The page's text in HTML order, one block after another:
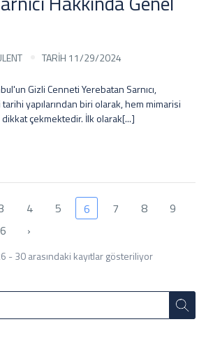
TARİH 11/29/2024
Gizli Cenneti Yerebatan Sarnıcı,
yapılarından biri olarak, hem mimarisi
çekmektedir. İlk olarak[...]
4 5 6 7 8
9
›
- 30 arasındaki kayıtlar gösteriliyor